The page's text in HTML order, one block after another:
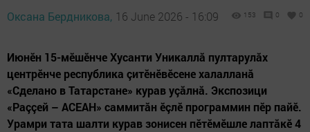
Оксана Бердникова, 16 June 2026 - 16:09 153 0 0
Июнӗн 15-мӗшӗнче Хусанти Уникаллă пултарулăх
центрӗнче республика çитӗнӗвӗсене халалланă
«Сделано в Татарстане» курав уçăлнă. Экспозици
«Раççей – АСЕАН» саммитăн ӗçлӗ программин пӗр пайӗ.
Урамри тата шалти курав зонисен пӗтӗмӗшле лаптăкӗ 4